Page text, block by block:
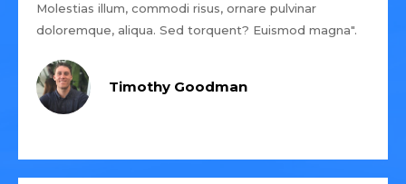
Molestias illum, commodi risus, ornare pulvinar
doloremque, aliqua. Sed torquent? Euismod magna".
Timothy Goodman